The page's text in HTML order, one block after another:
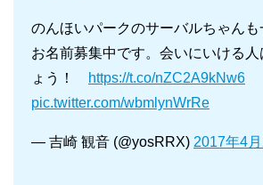
のんほいパークのサーバルちゃんも
お名前募集中です。会いにいける
ょう！
https://t.co/nZC2A9kNw6
pic.twitter.com/wbmlynWrRe
— 吉崎 観音 (@yosRRX) 2017年4月